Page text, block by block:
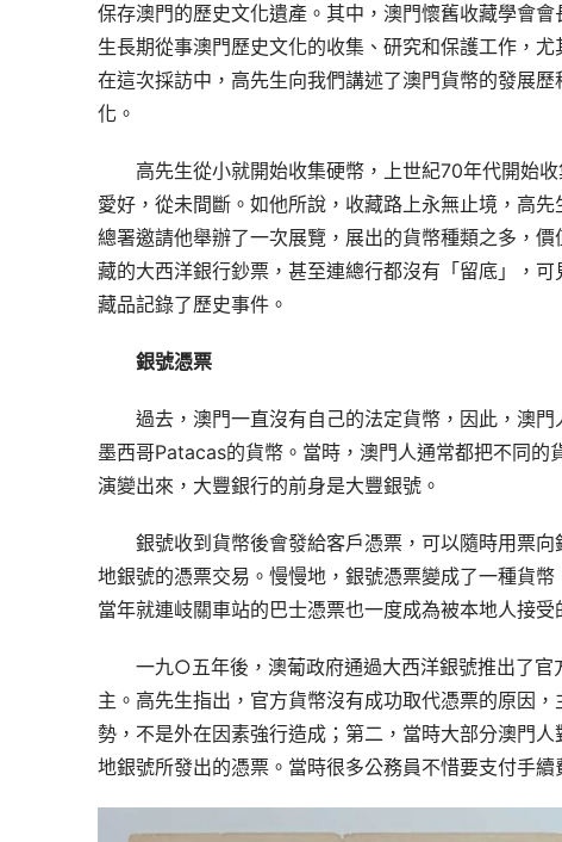
保存澳門的歷史文化遺產。其中，澳門懷舊收藏學會
生長期從事澳門歷史文化的收集、研究和保護工作，
在這次採訪中，高先生向我們講述了澳門貨幣的發展
化。
高先生從小就開始收集硬幣，上世紀70年代開始
愛好，從未間斷。如他所說，收藏路上永無止境，高
總署邀請他舉辦了一次展覽，展出的貨幣種類之多，
藏的大西洋銀行鈔票，甚至連總行都沒有「留底」，
藏品記錄了歷史事件。
銀號憑票
過去，澳門一直沒有自己的法定貨幣，因此，澳
墨西哥Patacas的貨幣。當時，澳門人通常都把不同
演變出來，大豐銀行的前身是大豐銀號。
銀號收到貨幣後會發給客戶憑票，可以隨時用票
地銀號的憑票交易。慢慢地，銀號憑票變成了一種貨
當年就連岐關車站的巴士憑票也一度成為被本地人接受
一九○五年後，澳葡政府通過大西洋銀號推出了
主。高先生指出，官方貨幣沒有成功取代憑票的原因
勢，不是外在因素強行造成；第二，當時大部分澳門
地銀號所發出的憑票。當時很多公務員不惜要支付手